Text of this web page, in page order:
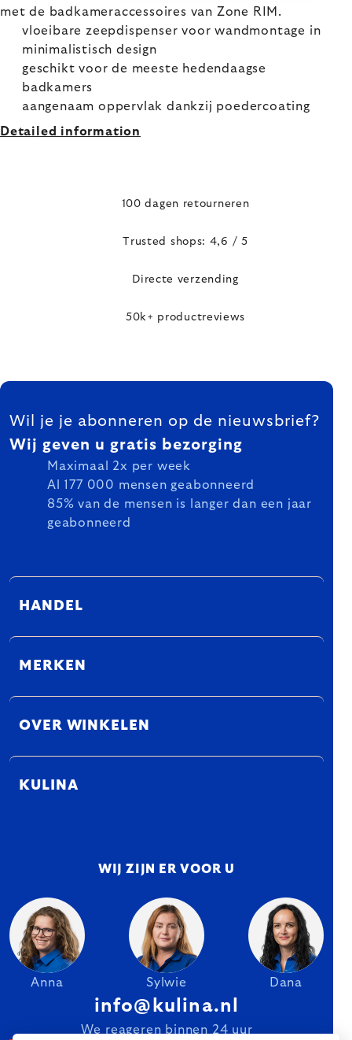
met de badkameraccessoires van Zone RIM.
vloeibare zeepdispenser voor wandmontage in
minimalistisch design
geschikt voor de meeste hedendaagse
badkamers
aangenaam oppervlak dankzij poedercoating
Detailed information
100 dagen retourneren
Trusted shops: 4,6 / 5
Directe verzending
50k+ productreviews
FOOTER
Wil je je abonneren op de nieuwsbrief?
Wij geven u gratis bezorging
Maximaal 2x per week
Al 177 000 mensen geabonneerd
85% van de mensen is langer dan een jaar
geabonneerd
HANDEL
MERKEN
OVER WINKELEN
KULINA
WIJ ZIJN ER VOOR U
Anna Sylwie Dana
info@kulina.nl
We reageren binnen 24 uur